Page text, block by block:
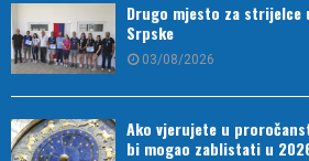
Drugo mjesto za strijelce
Srpske
03/08/2026
Ako vjerujete u
bi mogao zablistati u